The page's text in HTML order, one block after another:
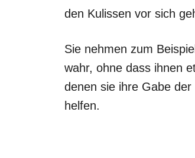
den Kulissen vor sich
Sie nehmen zum
wahr, ohne dass ihnen
denen sie ihre Gabe
helfen.